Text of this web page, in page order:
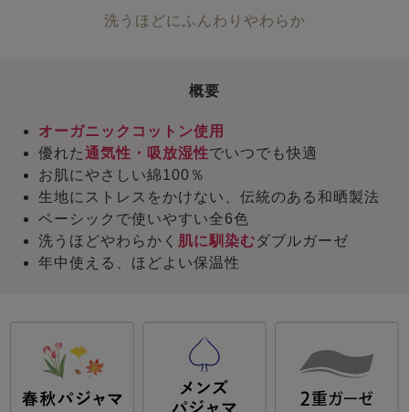
洗うほどにふんわりやわらか
概要
オーガニックコットン使用
優れた通気性・吸放湿性でいつでも快適
お肌にやさしい綿100％
生地にストレスをかけない、伝統のある和晒製法
ベーシックで使いやすい全6色
洗うほどやわらかく 肌に馴染むダブルガーゼ
年中使える、ほどよい保温性